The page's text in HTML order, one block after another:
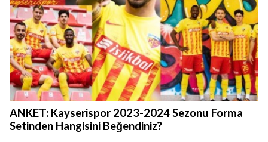
ANKET: Kayserispor 2023-2024 Sezonu Forma
Setinden Hangisini Beğendiniz?